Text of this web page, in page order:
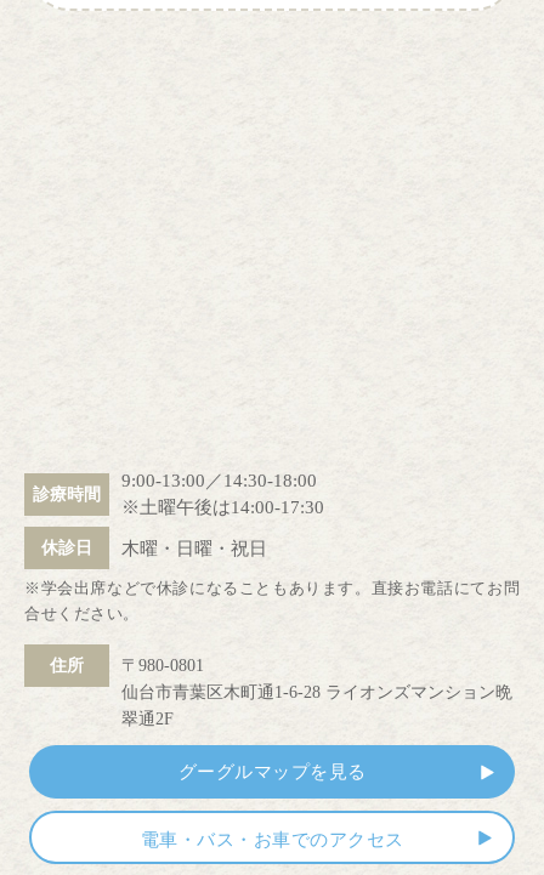
診療時間
9:00-13:00／14:30-18:00
※土曜午後は14:00-17:30
休診日 木曜・日曜・祝日
※学会出席などで休診になることもあります。直接お電話にてお問
合せください。
住所
〒980-0801
仙台市青葉区木町通1-6-28 ライオンズマンション晩
翠通2F
グーグルマップを見る
電車・バス・お車でのアクセス